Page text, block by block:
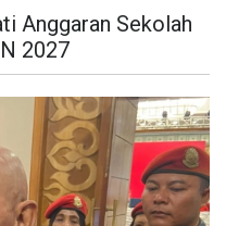
Anggaran Sekolah
2027